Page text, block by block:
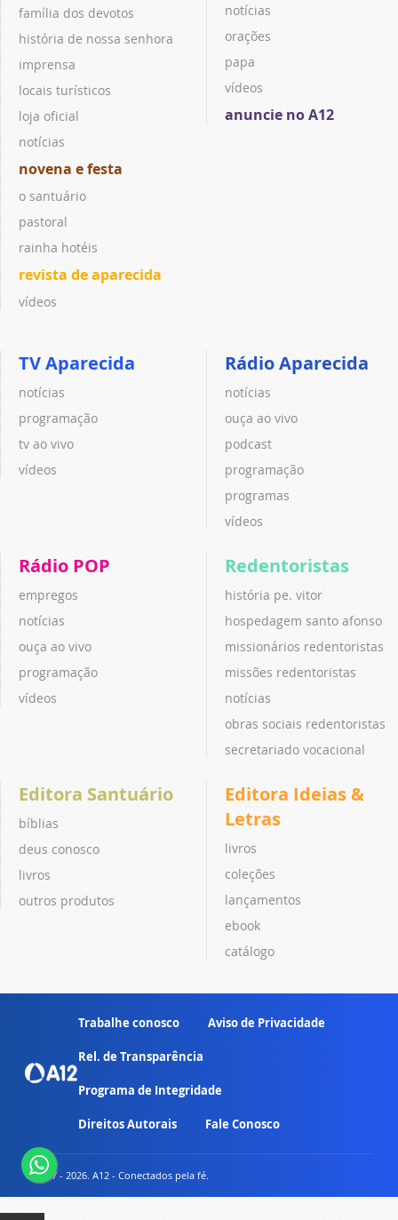
família dos devotos
história de nossa senhora
imprensa
locais turísticos
loja oficial
notícias
novena e festa
o santuário
pastoral
rainha hotéis
revista de aparecida
vídeos
notícias
orações
papa
vídeos
anuncie no A12
TV Aparecida
notícias
programação
tv ao vivo
vídeos
Rádio Aparecida
notícias
ouça ao vivo
podcast
programação
programas
vídeos
Rádio POP
empregos
notícias
ouça ao vivo
programação
vídeos
Redentoristas
história pe. vitor
hospedagem santo afonso
missionários redentoristas
missões redentoristas
notícias
obras sociais redentoristas
secretariado vocacional
Editora Santuário
bíblias
deus conosco
livros
outros produtos
Editora Ideias &
Letras
livros
coleções
lançamentos
ebook
catálogo
Trabalhe conosco Aviso de Privacidade
Rel. de Transparência
Programa de Integridade
Direitos Autorais Fale Conosco
© 2007 - 2026. A12 - Conectados pela fé.